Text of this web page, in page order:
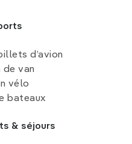
d’avion
de van
vélo
bateaux
& séjours